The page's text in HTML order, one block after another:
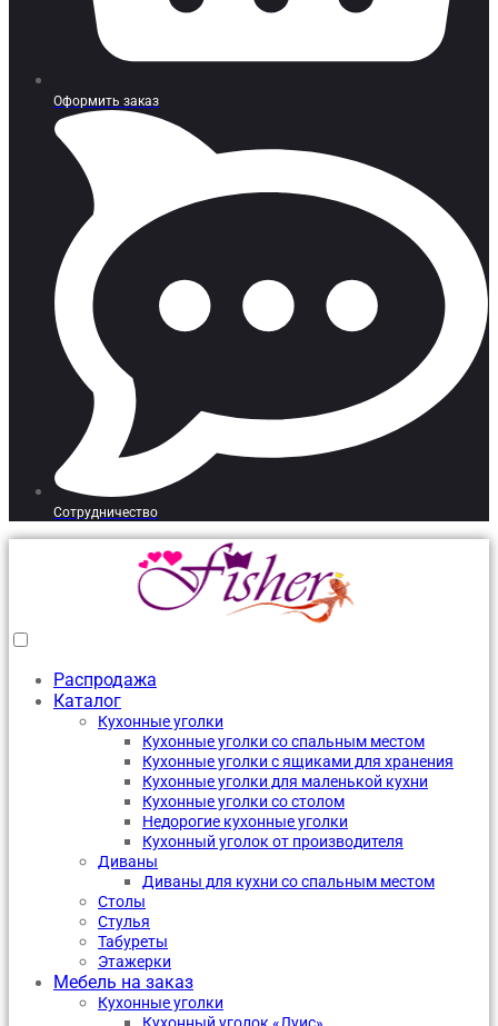
Оформить заказ
Сотрудничество
Распродажа
Каталог
Кухонные уголки
Кухонные уголки со спальным местом
Кухонные уголки с ящиками для хранения
Кухонные уголки для маленькой кухни
Кухонные уголки со столом
Недорогие кухонные уголки
Кухонный уголок от производителя
Диваны
Диваны для кухни со спальным местом
Столы
Стулья
Табуреты
Этажерки
Мебель на заказ
Кухонные уголки